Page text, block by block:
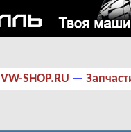
VW-SHOP.RU —